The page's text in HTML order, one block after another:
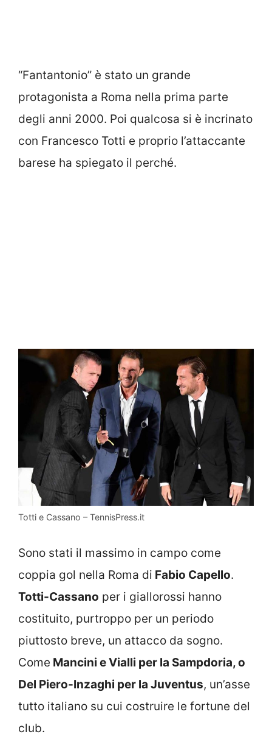
“Fantantonio” è stato un grande
protagonista a Roma nella prima parte
degli anni 2000. Poi qualcosa si è incrinato
con Francesco Totti e proprio l’attaccante
barese ha spiegato il perché.
Totti e Cassano – TennisPress.it
Sono stati il massimo in campo come
coppia gol nella Roma di Fabio Capello.
Totti-Cassano per i giallorossi hanno
costituito, purtroppo per un periodo
piuttosto breve, un attacco da sogno.
Come Mancini e Vialli per la Sampdoria, o
Del Piero-Inzaghi per la Juventus, un’asse
tutto italiano su cui costruire le fortune del
club.